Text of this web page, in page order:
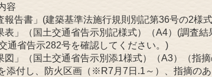
容
報告書」(建築基準法施行規則別記第36号の2様式
表」（国土交通省告示別記様式）（A4）(調査
通省告示282号を確認してください。)
図」（国土交通省告示別添1様式）（A3）（指
添付し、防火区画（※R7月7日.1～）、指摘の